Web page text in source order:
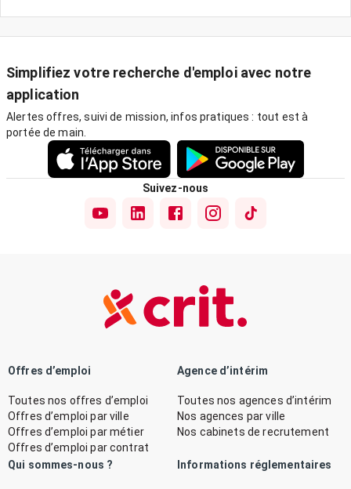
Simplifiez votre recherche d'emploi avec notre
application
Alertes offres, suivi de mission, infos pratiques : tout est à
portée de main.
Suivez-nous
Offres d’emploi
Toutes nos offres d’emploi
Offres d’emploi par ville
Offres d’emploi par métier
Offres d’emploi par contrat
Agence d’intérim
Toutes nos agences d’intérim
Nos agences par ville
Nos cabinets de recrutement
Qui sommes-nous ? Informations réglementaires